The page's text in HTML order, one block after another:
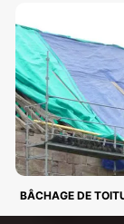
BÂCHAGE DE